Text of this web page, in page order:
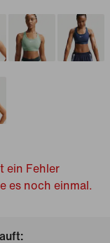
ein Fehler
es noch einmal.